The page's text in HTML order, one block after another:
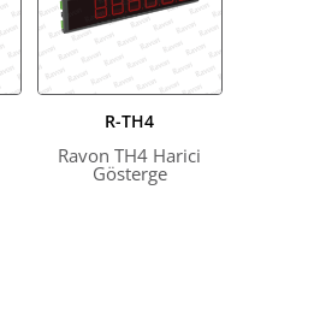
R-TH4
Ravon TH4 Harici
Gösterge